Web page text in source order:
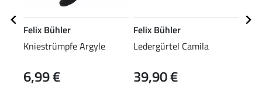
Felix Bühler
Kniestrümpfe Argyle
6,99 €
Felix Bühler
Ledergürtel Camila
39,90 €